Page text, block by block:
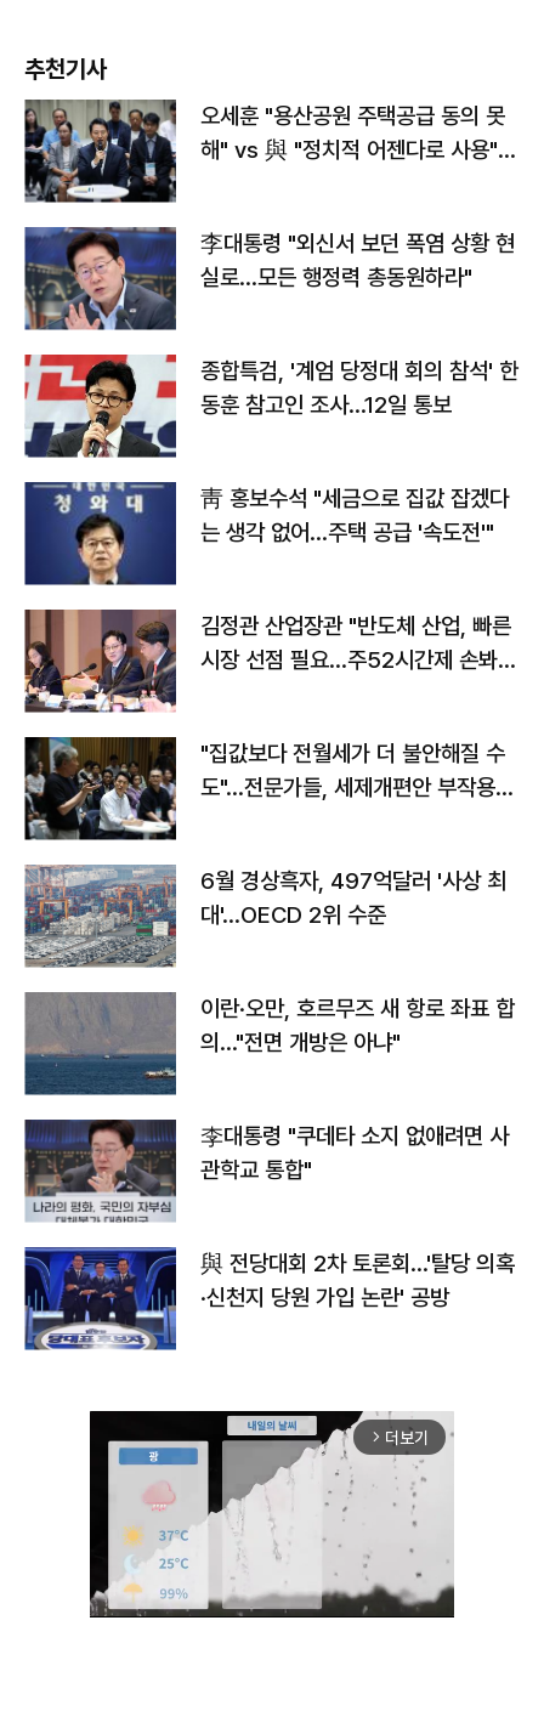
추천기사
오세훈 "용산공원 주택공급 동의 못
해" vs 與 "정치적 어젠다로 사용"
李대통령 "외신서 보던 폭염 상황 현
실로…모든 행정력 총동원하라"
종합특검, '계엄 당정대 회의 참석' 한
동훈 참고인 조사...12일 통보
靑 홍보수석 "세금으로 집값 잡겠다
는 생각 없어…주택 공급 '속도전'"
김정관 산업장관 "반도체 산업, 빠른
시장 선점 필요…주52시간제 손봐
"집값보다 전월세가 더 불안해질 수
도"…전문가들, 세제개편안 부작용
6월 경상흑자, 497억달러 '사상 최
대'…OECD 2위 수준
이란·오만, 호르무즈 새 항로 좌표 합
의…"전면 개방은 아냐"
李대통령 "쿠데타 소지 없애려면 사
관학교 통합"
與 전당대회 2차 토론회…'탈당 의혹
·신천지 당원 가입 논란' 공방
arrow_forward_ios 더보기